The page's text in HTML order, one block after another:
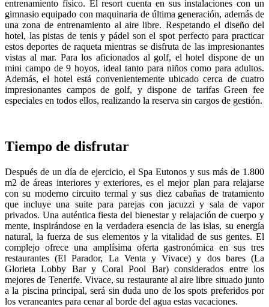
entrenamiento físico. El resort cuenta en sus instalaciones con un
gimnasio equipado con maquinaria de última generación, además de
una zona de entrenamiento al aire libre. Respetando el diseño del
hotel, las pistas de tenis y pádel son el spot perfecto para practicar
estos deportes de raqueta mientras se disfruta de las impresionantes
vistas al mar. Para los aficionados al golf, el hotel dispone de un
mini campo de 9 hoyos, ideal tanto para niños como para adultos.
Además, el hotel está convenientemente ubicado cerca de cuatro
impresionantes campos de golf, y dispone de tarifas Green fee
especiales en todos ellos, realizando la reserva sin cargos de gestión.
Tiempo de disfrutar
Después de un día de ejercicio, el Spa Eutonos y sus más de 1.800
m2 de áreas interiores y exteriores, es el mejor plan para relajarse
con su moderno circuito termal y sus diez cabañas de tratamiento
que incluye una suite para parejas con jacuzzi y sala de vapor
privados. Una auténtica fiesta del bienestar y relajación de cuerpo y
mente, inspirándose en la verdadera esencia de las islas, su energía
natural, la fuerza de sus elementos y la vitalidad de sus gentes. El
complejo ofrece una amplísima oferta gastronómica en sus tres
restaurantes (El Parador, La Venta y Vivace) y dos bares (La
Glorieta Lobby Bar y Coral Pool Bar) considerados entre los
mejores de Tenerife. Vivace, su restaurante al aire libre situado junto
a la piscina principal, será sin duda uno de los spots preferidos por
los veraneantes para cenar al borde del agua estas vacaciones.